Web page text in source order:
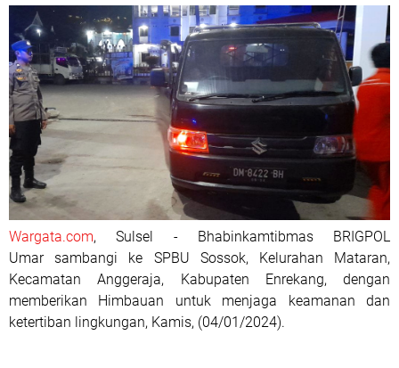
Wargata.com, Sulsel - Bhabinkamtibmas BRIGPOL
Umar sambangi ke SPBU Sossok, Kelurahan Mataran,
Kecamatan Anggeraja, Kabupaten Enrekang, dengan
memberikan Himbauan untuk menjaga keamanan dan
ketertiban lingkungan, Kamis, (04/01/2024).